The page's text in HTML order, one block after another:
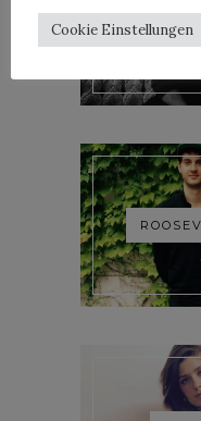
Cookie Einstellungen